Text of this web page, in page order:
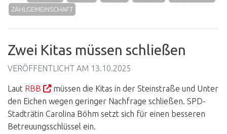
ZÄHLGEMEINSCHAFT
Zwei Kitas müssen schließen
VERÖFFENTLICHT AM 13.10.2025
Laut RBB
müssen die Kitas in der Steinstraße und Unter
den Eichen wegen geringer Nachfrage schließen. SPD-
Stadträtin Carolina Böhm setzt sich für einen besseren
Betreuungsschlüssel ein.